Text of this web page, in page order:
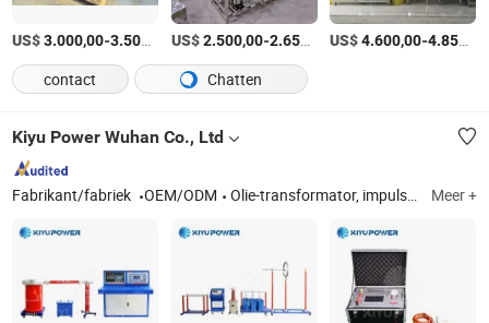
US$3.000,00-3.500,00 /Stuk
US$2.500,00-2.650,00 /Stuk
US$4.600,00-4.850,00
contact
Chatten
Kiyu Power Wuhan Co., Ltd
Fabrikant/fabriek OEM/ODM Olie-transformator, impuls spanningsgenerator, Vlf hipot testapparatuur, lusweerstandtester, relaisbeschermingstester, Pd test systeem, kabelfout tester, afstem resonantietestapparaat, DC Hv generator, bliksembeveiliging Meer +